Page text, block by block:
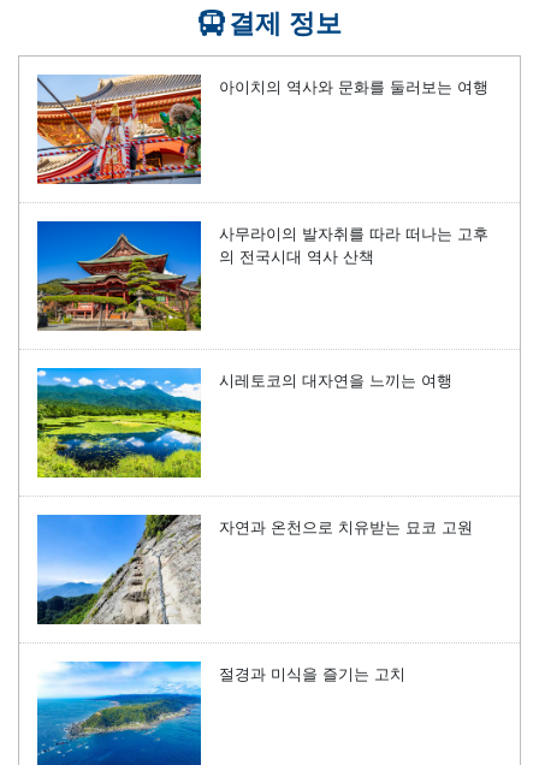
결제 정보
아이치의 역사와 문화를 둘러보는 여행
사무라이의 발자취를 따라 떠나는 고후
의 전국시대 역사 산책
시레토코의 대자연을 느끼는 여행
자연과 온천으로 치유받는 묘코 고원
절경과 미식을 즐기는 고치